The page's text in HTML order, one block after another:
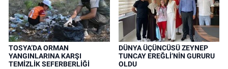
TOSYA’DA ORMAN
YANGINLARINA KARŞI
TEMİZLİK SEFERBERLİĞİ
DÜNYA ÜÇÜNCÜSÜ ZEYNEP
TUNCAY EREĞLİ’NİN GURURU
OLDU